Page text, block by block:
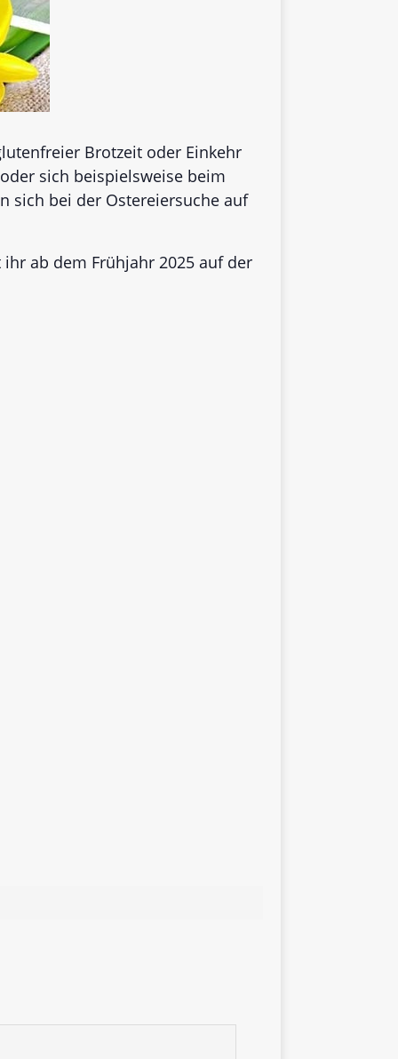
Brotzeit oder Einkehr
sich beispielsweise beim
sich bei der Ostereiersuche auf
ab dem Frühjahr 2025 auf der